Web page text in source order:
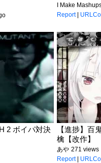
I Make
Report|
2 ボイパ対決
【進捗】百
檎【改作】
あや 271 views
Report|